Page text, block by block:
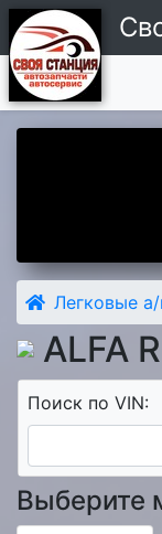
Вы у
Легковые
ALFA
Поиск по VIN:
Выберите